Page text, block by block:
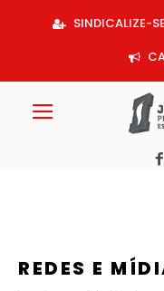
SINDICALIZE-SE
REDES E